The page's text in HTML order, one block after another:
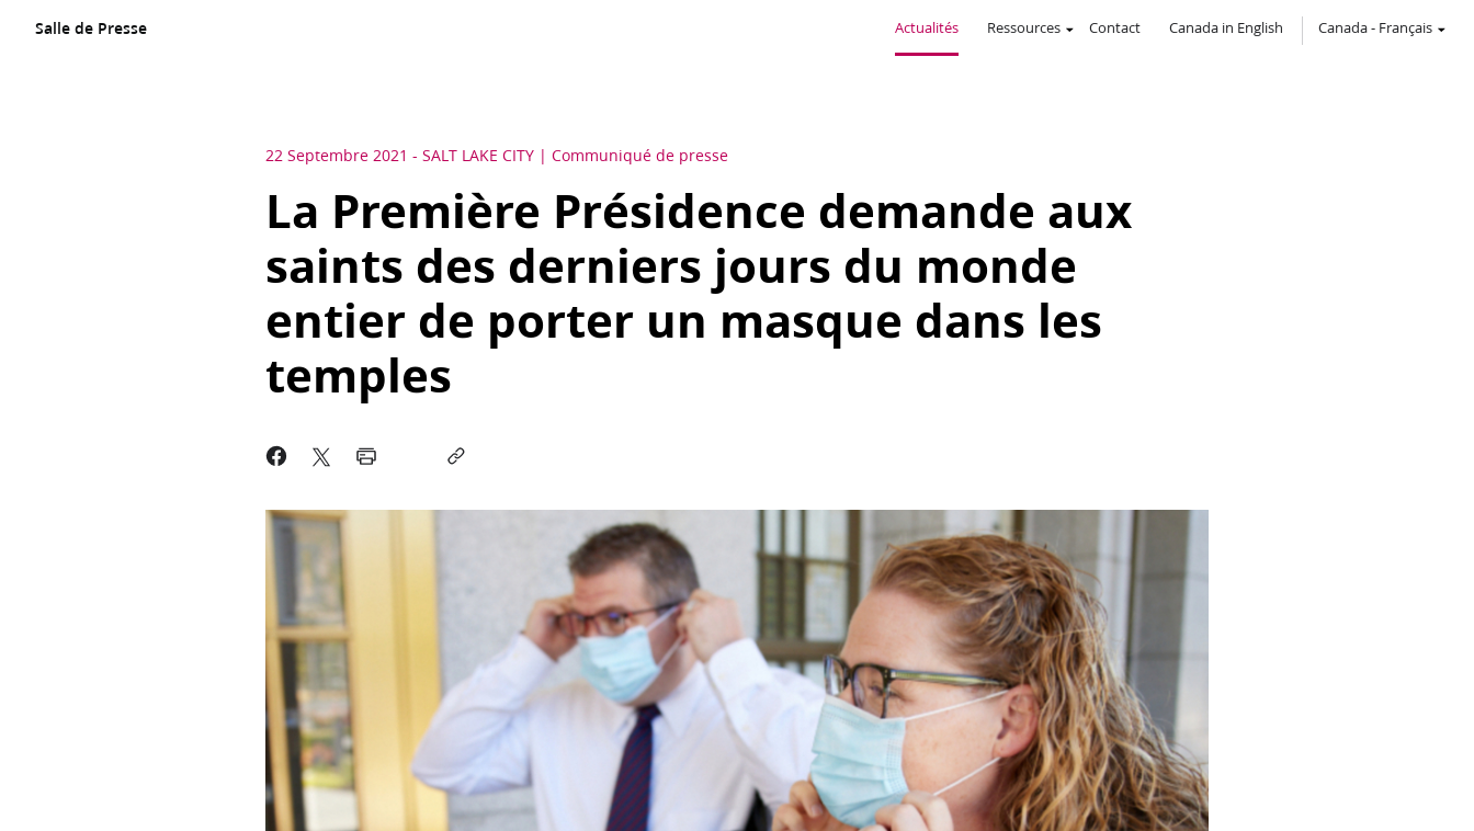
Salle de Presse Actualités Ressources Contact Canada in English Canada- Français
22 Septembre 2021 - SALT LAKE CITY Communiqué de presse
La Première Présidence demande aux
saints des derniers jours du monde
entier de porter un masque dans les
temples